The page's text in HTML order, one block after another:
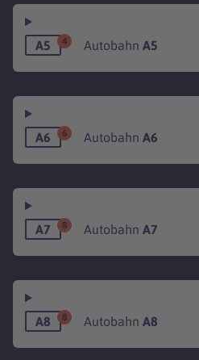
A5 4 Autobahn A5
A6 6 Autobahn A6
A7 8 Autobahn A7
A8 8 Autobahn A8